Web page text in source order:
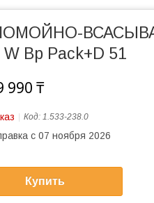
W Bp Pack+D 51
990 ₸
Код: 1.533-238.0
с 07 ноября 2026
Купить